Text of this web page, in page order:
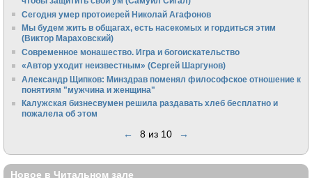
Сегодня умер протоиерей Николай Агафонов
Мы будем жить в общагах, есть насекомых и гордиться этим
(Виктор Мараховский)
Cовременное монашество. Игра и богоискательство
«Автор уходит неизвестным» (Сергей Шаргунов)
Александр Щипков: Минздрав поменял философское отношение к
понятиям "мужчина и женщина"
Калужская бизнесвумен решила раздавать хлеб бесплатно и
пожалела об этом
← 8 из 10 →
Новое в Читальном зале